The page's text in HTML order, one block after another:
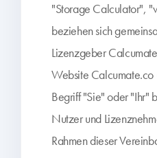
"Storage Calculator",
beziehen sich
Lizenzgeber
Website
Begriff "Sie" oder "Ihr"
Nutzer und
Rahmen dieser